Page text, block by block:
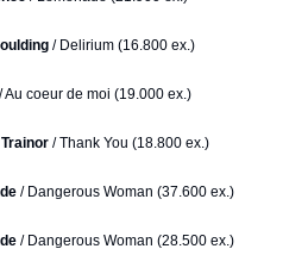
/ Delirium (16.800 ex.)
/ Au coeur de moi (19.000 ex.)
/ Thank You (18.800 ex.)
/ Dangerous Woman (37.600 ex.)
/ Dangerous Woman (28.500 ex.)